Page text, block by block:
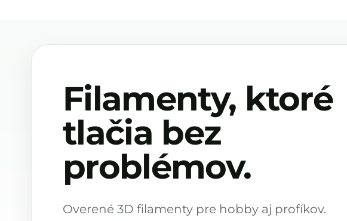
Filamenty, ktoré
tlačia bez
problémov.
Overené 3D filamenty pre hobby aj profíkov.